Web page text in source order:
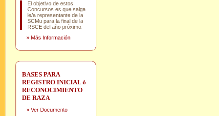
El objetivo de estos
Concursos es que salga
le/a representante de la
SCMu para la final de la
RSCE del año próximo.
» Más Información
BASES PARA
REGISTRO INICIAL ó
RECONOCIMIENTO
DE RAZA
» Ver Documento